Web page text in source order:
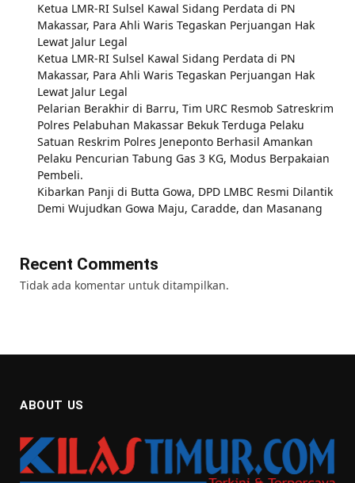
Ketua LMR-RI Sulsel Kawal Sidang Perdata di PN
Makassar, Para Ahli Waris Tegaskan Perjuangan Hak
Lewat Jalur Legal
Ketua LMR-RI Sulsel Kawal Sidang Perdata di PN
Makassar, Para Ahli Waris Tegaskan Perjuangan Hak
Lewat Jalur Legal
Pelarian Berakhir di Barru, Tim URC Resmob Satreskrim
Polres Pelabuhan Makassar Bekuk Terduga Pelaku
Satuan Reskrim Polres Jeneponto Berhasil Amankan
Pelaku Pencurian Tabung Gas 3 KG, Modus Berpakaian
Pembeli.
Kibarkan Panji di Butta Gowa, DPD LMBC Resmi Dilantik
Demi Wujudkan Gowa Maju, Caradde, dan Masanang
Recent Comments
Tidak ada komentar untuk ditampilkan.
ABOUT US